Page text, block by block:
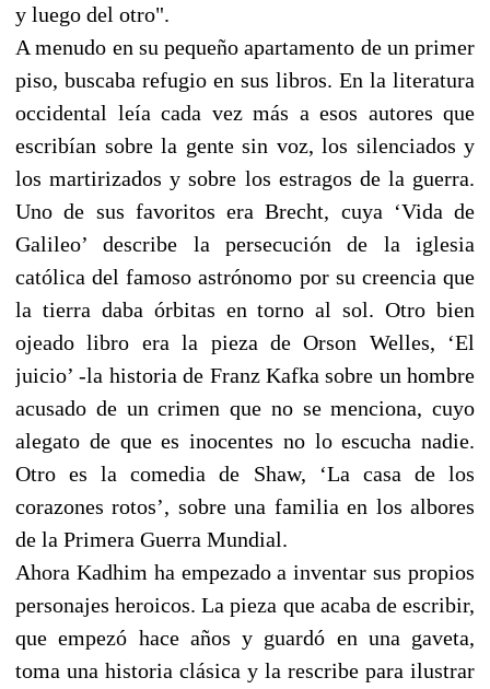
y luego del otro".
A menudo en su pequeño apartamento de un primer
piso, buscaba refugio en sus libros. En la literatura
occidental leía cada vez más a esos autores que
escribían sobre la gente sin voz, los silenciados y
los martirizados y sobre los estragos de la guerra.
Uno de sus favoritos era Brecht, cuya ‘Vida de
Galileo’ describe la persecución de la iglesia
católica del famoso astrónomo por su creencia que
la tierra daba órbitas en torno al sol. Otro bien
ojeado libro era la pieza de Orson Welles, ‘El
juicio’ -la historia de Franz Kafka sobre un hombre
acusado de un crimen que no se menciona, cuyo
alegato de que es inocentes no lo escucha nadie.
Otro es la comedia de Shaw, ‘La casa de los
corazones rotos’, sobre una familia en los albores
de la Primera Guerra Mundial.
Ahora Kadhim ha empezado a inventar sus propios
personajes heroicos. La pieza que acaba de escribir,
que empezó hace años y guardó en una gaveta,
toma una historia clásica y la rescribe para ilustrar